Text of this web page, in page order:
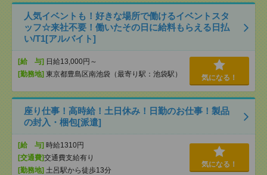
人気イベントも！好きな場所で働けるイベントスタ
ッフ☆来社不要！働いたその日に給料もらえる日払
い/T1[アルバイト]
[給 与] 日給13,000円～
[勤務地] 東京都豊島区南池袋（最寄り駅：池袋駅） 気になる！
座り仕事！高時給！土日休み！日勤のお仕事！製品
の封入・梱包[派遣]
[給 与] 時給1310円
[交通費]交通費支給有り
[勤務地] 土呂駅から徒歩13分
気になる！